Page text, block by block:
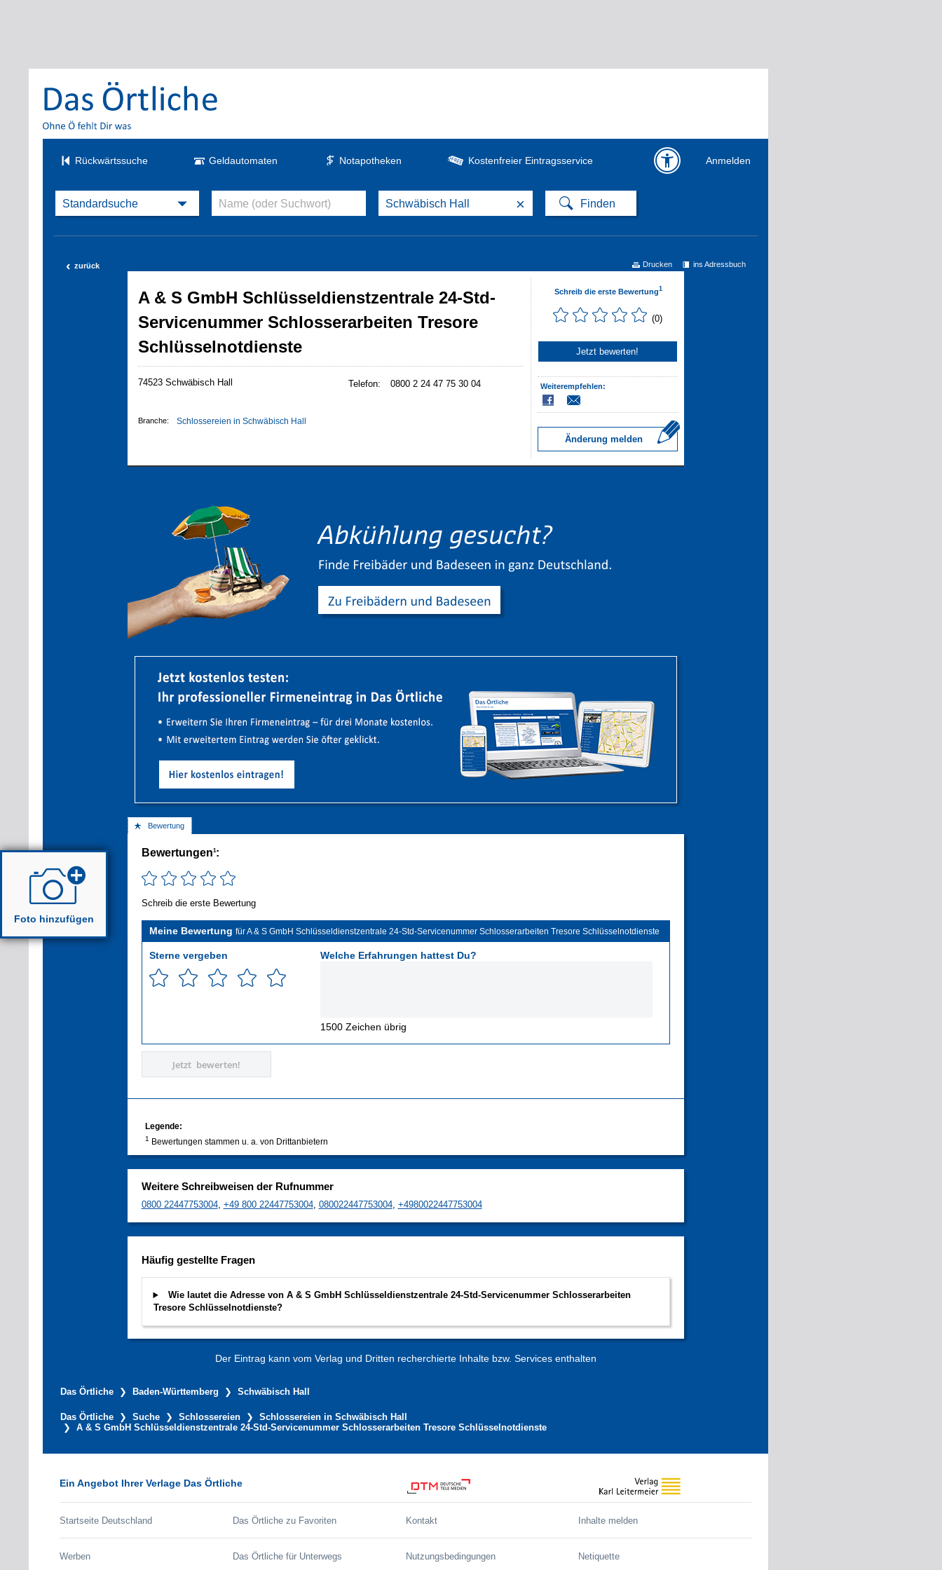
Rückwärtssuche Geldautomaten Notapotheken Kostenfreier Eintragsservice Anmelden
×
ins Adressbuch
Drucken
‹ zurück
A & S GmbH Schlüsseldienstzentrale 24-Std-
Servicenummer Schlosserarbeiten Tresore
Schlüsselnotdienste
74523 Schwäbisch Hall Telefon: 0800 2 24 47 75 30 04
Branche: Schlossereien in Schwäbisch Hall
Schreib die erste Bewertung1
(0)
Jetzt bewerten!
Weiterempfehlen:
Änderung melden
Bewertung
Bewertungen1:
Schreib die erste Bewertung
Meine Bewertung für A & S GmbH Schlüsseldienstzentrale 24-Std-Servicenummer Schlosserarbeiten Tresore Schlüsselnotdienste
Sterne vergeben Welche Erfahrungen hattest Du?
1500 Zeichen übrig
Jetzt bewerten!
Legende:
1 Bewertungen stammen u. a. von Drittanbietern
Weitere Schreibweisen der Rufnummer
0800 22447753004, +49 800 22447753004, 080022447753004, +4980022447753004
Häufig gestellte Fragen
Wie lautet die Adresse von A & S GmbH Schlüsseldienstzentrale 24-Std-Servicenummer Schlosserarbeiten
Tresore Schlüsselnotdienste?
Der Eintrag kann vom Verlag und Dritten recherchierte Inhalte bzw. Services enthalten
Das Örtliche Baden-Württemberg Schwäbisch Hall
Das Örtliche Suche Schlossereien
Schlossereien in Schwäbisch Hall
A & S GmbH Schlüsseldienstzentrale 24-Std-Servicenummer Schlosserarbeiten Tresore Schlüsselnotdienste
Foto hinzufügen
Ein Angebot Ihrer Verlage Das Örtliche
Startseite Deutschland Das Örtliche zu Favoriten Kontakt Inhalte melden
Werben
Das Örtliche für Unterwegs
Nutzungsbedingungen
Netiquette